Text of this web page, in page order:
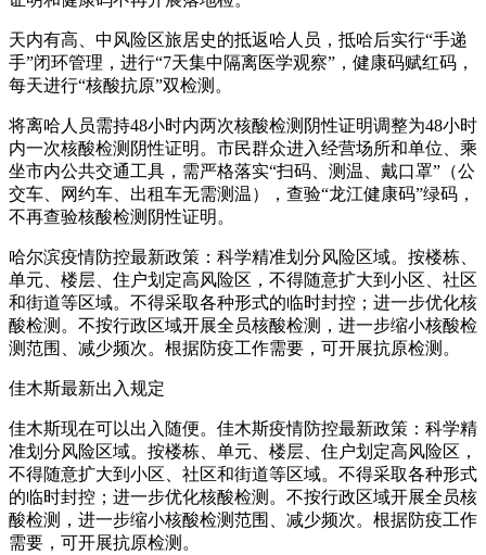
天内有高、中风险区旅居史的抵返哈人员，抵哈后实行“手递
手”闭环管理，进行“7天集中隔离医学观察”，健康码赋红码，
每天进行“核酸抗原”双检测。
将离哈人员需持48小时内两次核酸检测阴性证明调整为48小时
内一次核酸检测阴性证明。市民群众进入经营场所和单位、乘
坐市内公共交通工具，需严格落实“扫码、测温、戴口罩”（公
交车、网约车、出租车无需测温），查验“龙江健康码”绿码，
不再查验核酸检测阴性证明。
哈尔滨疫情防控最新政策：科学精准划分风险区域。按楼栋、
单元、楼层、住户划定高风险区，不得随意扩大到小区、社区
和街道等区域。不得采取各种形式的临时封控；进一步优化核
酸检测。不按行政区域开展全员核酸检测，进一步缩小核酸检
测范围、减少频次。根据防疫工作需要，可开展抗原检测。
佳木斯最新出入规定
佳木斯现在可以出入随便。佳木斯疫情防控最新政策：科学精
准划分风险区域。按楼栋、单元、楼层、住户划定高风险区，
不得随意扩大到小区、社区和街道等区域。不得采取各种形式
的临时封控；进一步优化核酸检测。不按行政区域开展全员核
酸检测，进一步缩小核酸检测范围、减少频次。根据防疫工作
需要，可开展抗原检测。